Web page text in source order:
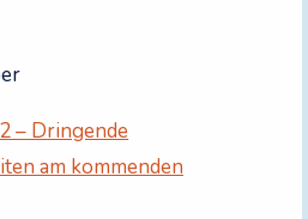
– Dringende
am kommenden